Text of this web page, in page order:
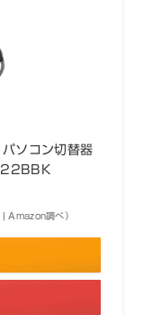
ソコン切替器
調べ）